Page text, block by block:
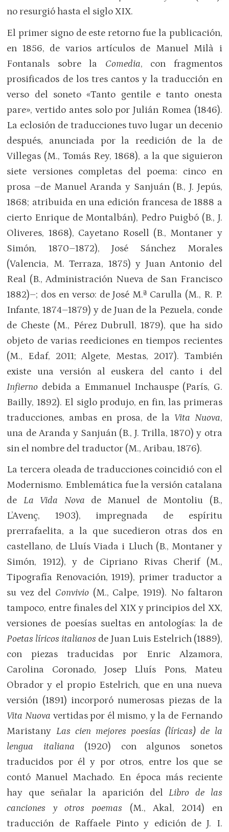
no resurgió hasta el siglo XIX.
El primer signo de este retorno fue la publicación,
en 1856, de varios artículos de Manuel Milà i
Fontanals sobre la Comedia, con fragmentos
prosificados de los tres cantos y la traducción en
verso del soneto «Tanto gentile e tanto onesta
pare», vertido antes solo por Julián Romea (1846).
La eclosión de traducciones tuvo lugar un decenio
después, anunciada por la reedición de la de
Villegas (M., Tomás Rey, 1868), a la que siguieron
siete versiones completas del poema: cinco en
prosa –de Manuel Aranda y Sanjuán (B., J. Jepús,
1868; atribuida en una edición francesa de 1888 a
cierto Enrique de Montalbán), Pedro Puigbó (B., J.
Oliveres, 1868), Cayetano Rosell (B., Montaner y
Simón, 1870–1872), José Sánchez Morales
(Valencia, M. Terraza, 1875) y Juan Antonio del
Real (B., Administración Nueva de San Francisco
1882)–; dos en verso: de José M.ª Carulla (M., R. P.
Infante, 1874–1879) y de Juan de la Pezuela, conde
de Cheste (M., Pérez Dubrull, 1879), que ha sido
objeto de varias reediciones en tiempos recientes
(M., Edaf, 2011; Algete, Mestas, 2017). También
existe una versión al euskera del canto i del
Infierno debida a Emmanuel Inchauspe (París, G.
Bailly, 1892). El siglo produjo, en fin, las primeras
traducciones, ambas en prosa, de la Vita Nuova,
una de Aranda y Sanjuán (B., J. Trilla, 1870) y otra
sin el nombre del traductor (M., Aribau, 1876).
La tercera oleada de traducciones coincidió con el
Modernismo. Emblemática fue la versión catalana
de La Vida Nova de Manuel de Montoliu (B.,
L’Avenç, 1903), impregnada de espíritu
prerrafaelita, a la que sucedieron otras dos en
castellano, de Lluís Viada i Lluch (B., Montaner y
Simón, 1912), y de Cipriano Rivas Cherif (M.,
Tipografía Renovación, 1919), primer traductor a
su vez del Convivio (M., Calpe, 1919). No faltaron
tampoco, entre finales del XIX y principios del XX,
versiones de poesías sueltas en antologías: la de
Poetas líricos italianos de Juan Luis Estelrich (1889),
con piezas traducidas por Enric Alzamora,
Carolina Coronado, Josep Lluís Pons, Mateu
Obrador y el propio Estelrich, que en una nueva
versión (1891) incorporó numerosas piezas de la
Vita Nuova vertidas por él mismo, y la de Fernando
Maristany Las cien mejores poesías (líricas) de la
lengua italiana (1920) con algunos sonetos
traducidos por él y por otros, entre los que se
contó Manuel Machado. En época más reciente
hay que señalar la aparición delLibro de las
canciones y otros poemas (M., Akal, 2014) en
traducción de Raffaele Pinto y edición de J. I.